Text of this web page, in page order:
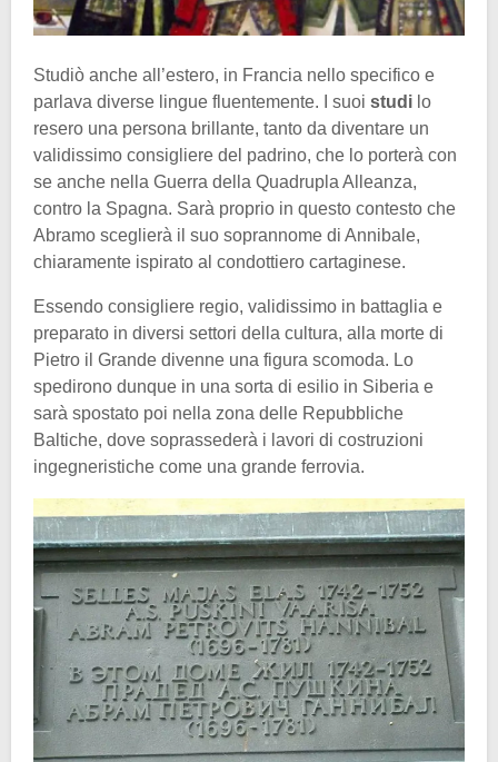
Studiò anche all’estero, in Francia nello specifico e
parlava diverse lingue fluentemente. I suoi studi lo
resero una persona brillante, tanto da diventare un
validissimo consigliere del padrino, che lo porterà con
se anche nella Guerra della Quadrupla Alleanza,
contro la Spagna. Sarà proprio in questo contesto che
Abramo sceglierà il suo soprannome di Annibale,
chiaramente ispirato al condottiero cartaginese.
Essendo consigliere regio, validissimo in battaglia e
preparato in diversi settori della cultura, alla morte di
Pietro il Grande divenne una figura scomoda. Lo
spedirono dunque in una sorta di esilio in Siberia e
sarà spostato poi nella zona delle Repubbliche
Baltiche, dove soprassederà i lavori di costruzioni
ingegneristiche come una grande ferrovia.